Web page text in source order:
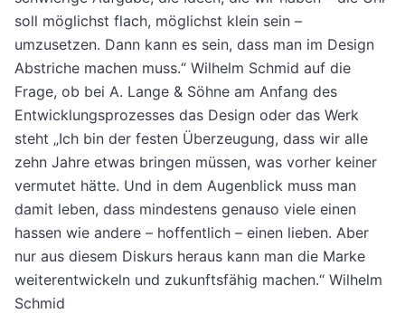
soll möglichst flach, möglichst klein sein –
umzusetzen. Dann kann es sein, dass man im Design
Abstriche machen muss.“ Wilhelm Schmid auf die
Frage, ob bei A. Lange & Söhne am Anfang des
Entwicklungsprozesses das Design oder das Werk
steht „Ich bin der festen Überzeugung, dass wir alle
zehn Jahre etwas bringen müssen, was vorher keiner
vermutet hätte. Und in dem Augenblick muss man
damit leben, dass mindestens genauso viele einen
hassen wie andere – hoffentlich – einen lieben. Aber
nur aus diesem Diskurs heraus kann man die Marke
weiterentwickeln und zukunftsfähig machen.“ Wilhelm
Schmid